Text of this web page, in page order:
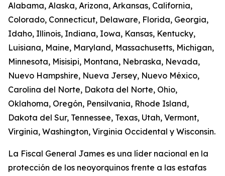
Alabama, Alaska, Arizona, Arkansas, California,
Colorado, Connecticut, Delaware, Florida, Georgia,
Idaho, Illinois, Indiana, Iowa, Kansas, Kentucky,
Luisiana, Maine, Maryland, Massachusetts, Michigan,
Minnesota, Misisipi, Montana, Nebraska, Nevada,
Nuevo Hampshire, Nueva Jersey, Nuevo México,
Carolina del Norte, Dakota del Norte, Ohio,
Oklahoma, Oregón, Pensilvania, Rhode Island,
Dakota del Sur, Tennessee, Texas, Utah, Vermont,
Virginia, Washington, Virginia Occidental y Wisconsin.
La Fiscal General James es una líder nacional en la
protección de los neoyorquinos frente a las estafas